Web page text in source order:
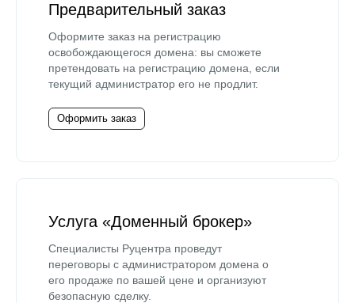
Предварительный заказ
Оформите заказ на регистрацию
освобождающегося домена: вы сможете
претендовать на регистрацию домена, если
текущий администратор его не продлит.
Оформить заказ
Услуга «Доменный брокер»
Специалисты Руцентра проведут
переговоры с администратором домена о
его продаже по вашей цене и организуют
безопасную сделку.